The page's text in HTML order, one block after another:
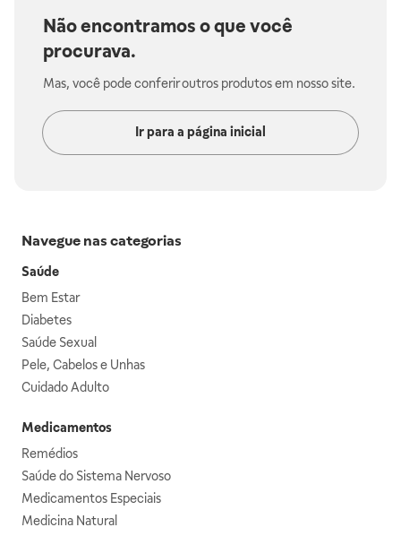
Não encontramos o que você
procurava.
Mas, você pode conferir outros produtos em nosso site.
Ir para a página inicial
Navegue nas categorias
Saúde
Bem Estar
Diabetes
Saúde Sexual
Pele, Cabelos e Unhas
Cuidado Adulto
Medicamentos
Remédios
Saúde do Sistema Nervoso
Medicamentos Especiais
Medicina Natural